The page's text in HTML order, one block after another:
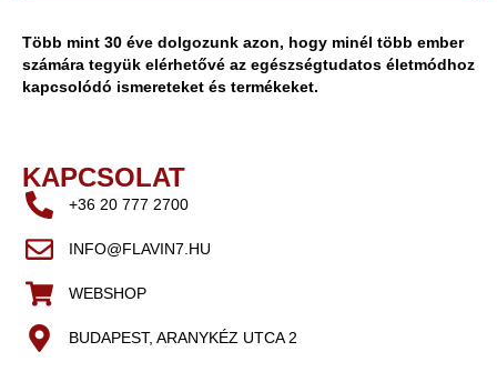
Több mint 30 éve dolgozunk azon, hogy minél több ember
számára tegyük elérhetővé az egészségtudatos életmódhoz
kapcsolódó ismereteket és termékeket.
KAPCSOLAT
+36 20 777 2700
INFO@FLAVIN7.HU
WEBSHOP
BUDAPEST, ARANYKÉZ UTCA 2